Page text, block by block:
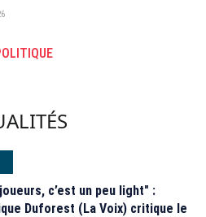
c’est un peu light" :
Duforest (La Voix) critique le